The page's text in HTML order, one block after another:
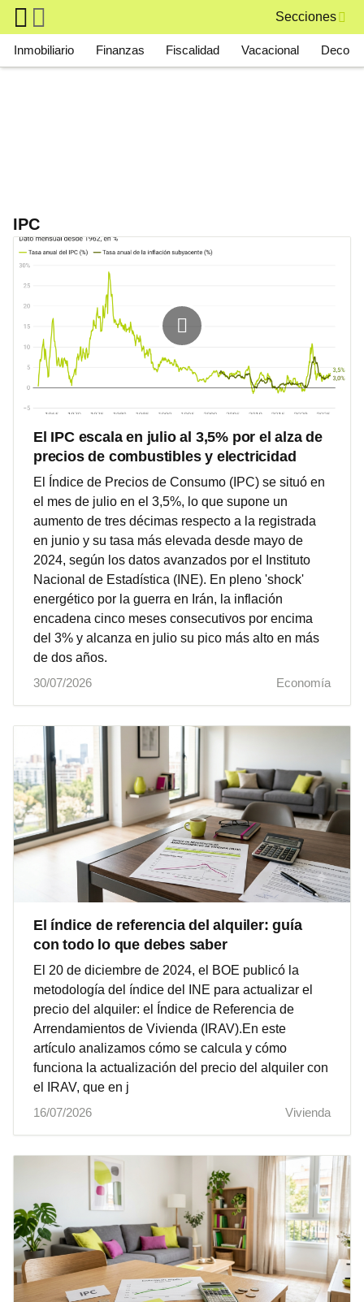
Skip to main content
Secciones
Main navigation
Inmobiliario Finanzas Fiscalidad Vacacional Deco
IPC
El IPC escala en julio al 3,5% por el alza de
precios de combustibles y electricidad
El Índice de Precios de Consumo (IPC) se situó en
el mes de julio en el 3,5%, lo que supone un
aumento de tres décimas respecto a la registrada
en junio y su tasa más elevada desde mayo de
2024, según los datos avanzados por el Instituto
Nacional de Estadística (INE). En pleno 'shock'
energético por la guerra en Irán, la inflación
encadena cinco meses consecutivos por encima
del 3% y alcanza en julio su pico más alto en más
de dos años.
30/07/2026
Economía
El índice de referencia del alquiler: guía
con todo lo que debes saber
El 20 de diciembre de 2024, el BOE publicó la
metodología del índice del INE para actualizar el
precio del alquiler: el Índice de Referencia de
Arrendamientos de Vivienda (IRAV).En este
artículo analizamos cómo se calcula y cómo
funciona la actualización del precio del alquiler con
el IRAV, que en j
16/07/2026
Vivienda